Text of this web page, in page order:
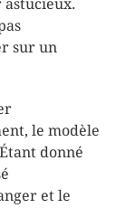
astucieux.
sur un
le modèle
donné
et le